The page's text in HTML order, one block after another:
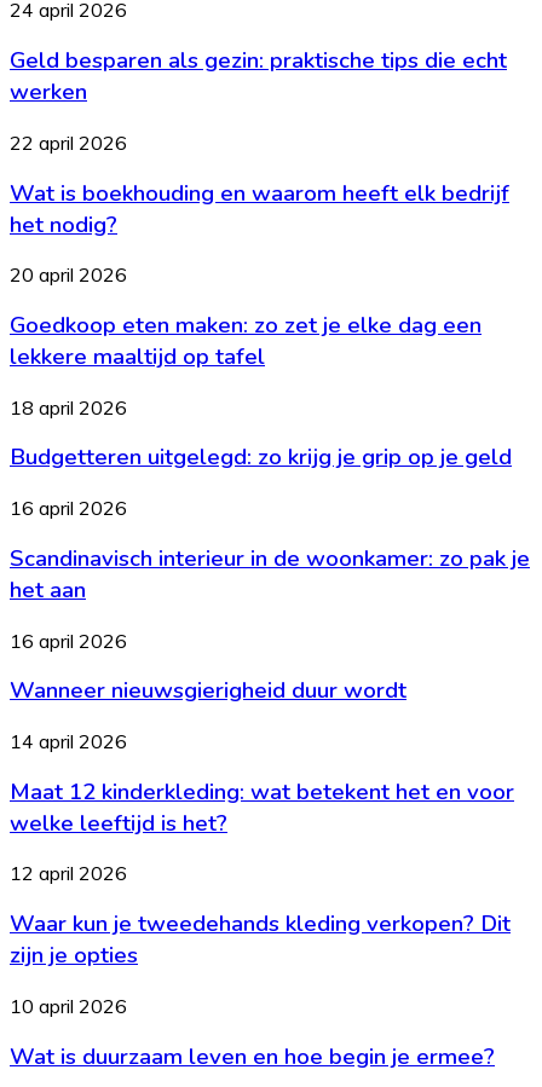
je
weten
Geld
als
gezin:
praktische
die
werken
24 april 2026
Geld besparen als gezin: praktische tips die echt
werken
Wat
boekhouding
en
waarom
elk
het
nodig?
22 april 2026
Wat is boekhouding en waarom heeft elk bedrijf
het nodig?
Goedkoop
maken:
zo
zet
elke
dag
een
maaltijd
tafel
20 april 2026
Goedkoop eten maken: zo zet je elke dag een
lekkere maaltijd op tafel
Budgetteren
zo
je
op
je
geld
18 april 2026
Budgetteren uitgelegd: zo krijg je grip op je geld
Scandinavisch
in
de
woonkamer:
pak
je
het
16 april 2026
Scandinavisch interieur in de woonkamer: zo pak je
het aan
Wanneer
duur
16 april 2026
Wanneer nieuwsgierigheid duur wordt
Maat
kinderkleding:
betekent
het
en
voor
welke
leeftijd
het?
14 april 2026
Maat 12 kinderkleding: wat betekent het en voor
welke leeftijd is het?
Waar
je
tweedehands
kleding
Dit
je
12 april 2026
Waar kun je tweedehands kleding verkopen? Dit
zijn je opties
Wat
duurzaam
10 april 2026
Wat is duurzaam leven en hoe begin je ermee?